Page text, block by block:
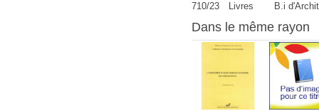
710/23
Livres B.i
Dans le même rayon